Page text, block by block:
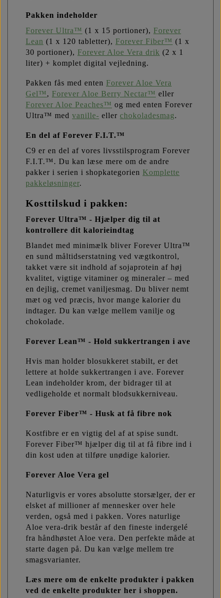
Pakken indeholder
Forever Ultra™ (1 x 15 portioner), Forever
Lean (1 x 120 tabletter), Forever Fiber™ (1 x
30 portioner), Forever Aloe Vera drik (2 x 1
liter) + komplet digital vejledning.
Pakken fås med enten Forever Aloe Vera
Gel™, Forever Aloe Berry Nectar™ eller
Forever Aloe Peaches™ og med enten Forever
Ultra™ med vanille- eller chokoladesmag.
En del af Forever F.I.T.™
C9 er en del af vores livsstilsprogram Forever
F.I.T.™. Du kan læse mere om de andre
pakker i serien i shopkategorien Komplette
pakkeløsninger.
Kosttilskud i pakken:
Forever Ultra™ - Hjælper dig til at
kontrollere dit kalorieindtag
Blandet med minimælk bliver Forever Ultra™
en sund måltidserstatning ved vægtkontrol,
takket være sit indhold af sojaprotein af høj
kvalitet, vigtige vitaminer og mineraler – med
en dejlig, cremet vaniljesmag. Du bliver nemt
mæt og ved præcis, hvor mange kalorier du
indtager. Du kan vælge mellem vanilje og
chokolade.
Forever Lean™ - Hold sukkertrangen i ave
Hvis man holder blosukkeret stabilt, er det
lettere at holde sukkertrangen i ave. Forever
Lean indeholder krom, der bidrager til at
vedligeholde et normalt blodsukkerniveau.
Forever Fiber™ - Husk at få fibre nok
Kostfibre er en vigtig del af at spise sundt.
Forever Fiber™ hjælper dig til at få fibre ind i
din kost uden at tilføre unødige kalorier.
Forever Aloe Vera gel
Naturligvis er vores absolutte storsælger, der er
elsket af millioner af mennesker over hele
verden, også med i pakken. Vores naturlige
Aloe vera-drik består af den fineste indergelé
fra håndhøstet Aloe vera. Den perfekte måde at
starte dagen på. Du kan vælge mellem tre
smagsvarianter.
Læs mere om de enkelte produkter i pakken
ved de enkelte produkter her i shoppen.